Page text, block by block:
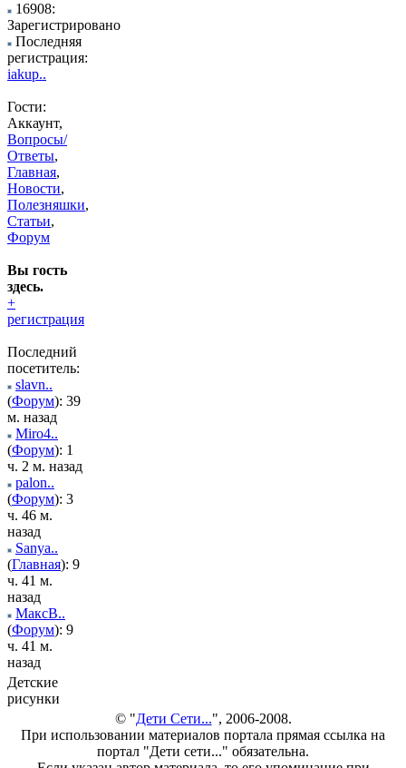
16908:
Зарегистрировано
Последняя
регистрация:
iakup..
Гости:
Аккаунт,
Вопросы/
Ответы,
Главная,
Новости,
Полезняшки,
Статьи,
Форум
Вы гость
здесь.
+
регистрация
Последний
посетитель:
slavn..
(Форум): 39
м. назад
Miro4..
(Форум): 1
ч. 2 м. назад
palon..
(Форум): 3
ч. 46 м.
назад
Sanya..
(Главная): 9
ч. 41 м.
назад
МаксВ..
(Форум): 9
ч. 41 м.
назад
Детские
рисунки
© "Дети Сети...", 2006-2008.
При использовании материалов портала прямая ссылка на
портал "Дети сети..." обязательна.